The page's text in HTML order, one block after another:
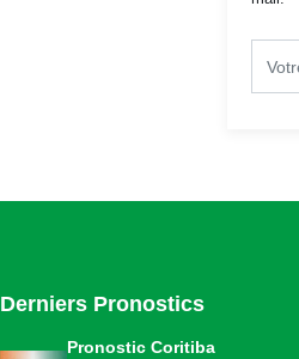
Derniers Pronostics
Pronostic Coritiba